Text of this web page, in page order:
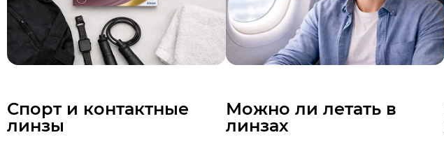
Спорт и контактные
линзы
Можно ли летать в
линзах